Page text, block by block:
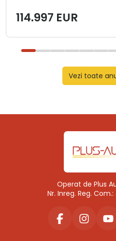
114.997 EUR
Vezi toate
Operat de Plus
Nr. Inreg. Reg.